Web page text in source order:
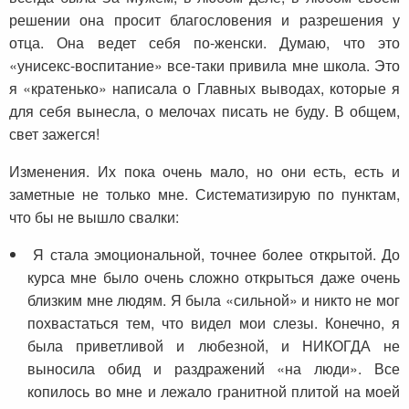
решении она просит благословения и разрешения у
отца. Она ведет себя по-женски. Думаю, что это
«унисекс-воспитание» все-таки привила мне школа. Это
я «кратенько» написала о Главных выводах, которые я
для себя вынесла, о мелочах писать не буду. В общем,
свет зажегся!
Изменения. Их пока очень мало, но они есть, есть и
заметные не только мне. Систематизирую по пунктам,
что бы не вышло свалки:
Я стала эмоциональной, точнее более открытой. До
курса мне было очень сложно открыться даже очень
близким мне людям. Я была «сильной» и никто не мог
похвастаться тем, что видел мои слезы. Конечно, я
была приветливой и любезной, и НИКОГДА не
выносила обид и раздражений «на люди». Все
копилось во мне и лежало гранитной плитой на моей